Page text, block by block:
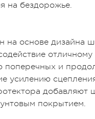
на бездорожье.
на основе дизайна
поперечных и
усилению
добавляют
покрытием.